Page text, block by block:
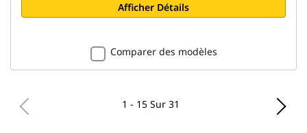
Afficher Détails
Comparer des modèles
1 - 15 Sur 31